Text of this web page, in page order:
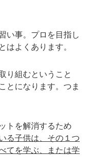
い事。プロを目指し
はよくあります。
り組むということ
とになります。つま
トを解消するため
る子供は、その１つ
てを学ぶ、または学